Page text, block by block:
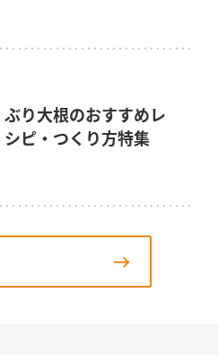
ぶり大根のおすすめレ
シピ・つくり方特集